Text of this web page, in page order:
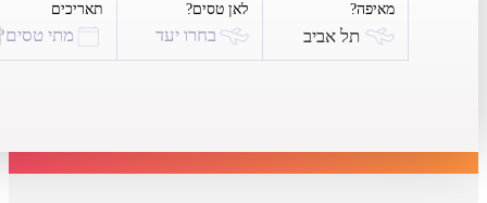
השכרת
רכב
מאיפה?
תל אביב
לאן טסים?
בחרו יעד
תאריכים
מתי